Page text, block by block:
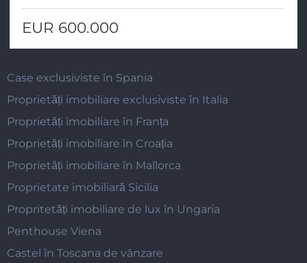
EUR 600.000
Case exclusiviste în Spania
Proprietăți imobiliare exclusiviste în Italia
Proprietăți imobiliare în Franța
Proprietăți imobiliare în Croația
Proprietăți imobiliare în Mallorca
Proprietate imobiliară Sicilia
Propritetăți imobiliare de lux în Ungaria
Penthouse Viena
Castel în Toscana de vânzare